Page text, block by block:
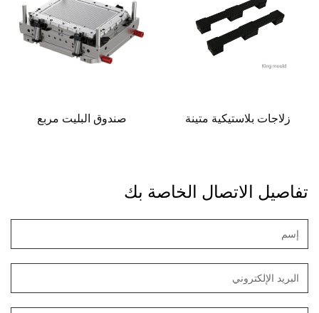
صندوق البليت مربع زلاجات بلاستيكية متينة
تفاصيل الاتصال الخاصة بك